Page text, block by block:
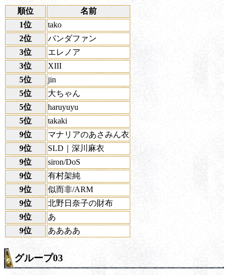
順位
名前
1位
tako
2位
パンダファン
3位
エレノア
3位
XIII
5位
jin
5位
大ちゃん
5位
haruyuyu
5位
takaki
9位
マナリアのあさみん衣
9位
SLD｜深川麻衣
9位
siron/DoS
9位
有村架純
9位
似而非/ARM
9位
北野日奈子の財布
9位
あ
9位
ああああ
グループ03